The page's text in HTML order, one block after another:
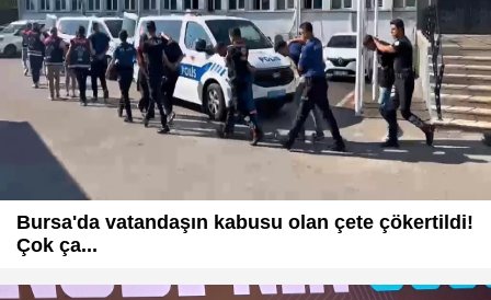
Bursa'da vatandaşın kabusu olan çete çökertildi!
Çok ça...